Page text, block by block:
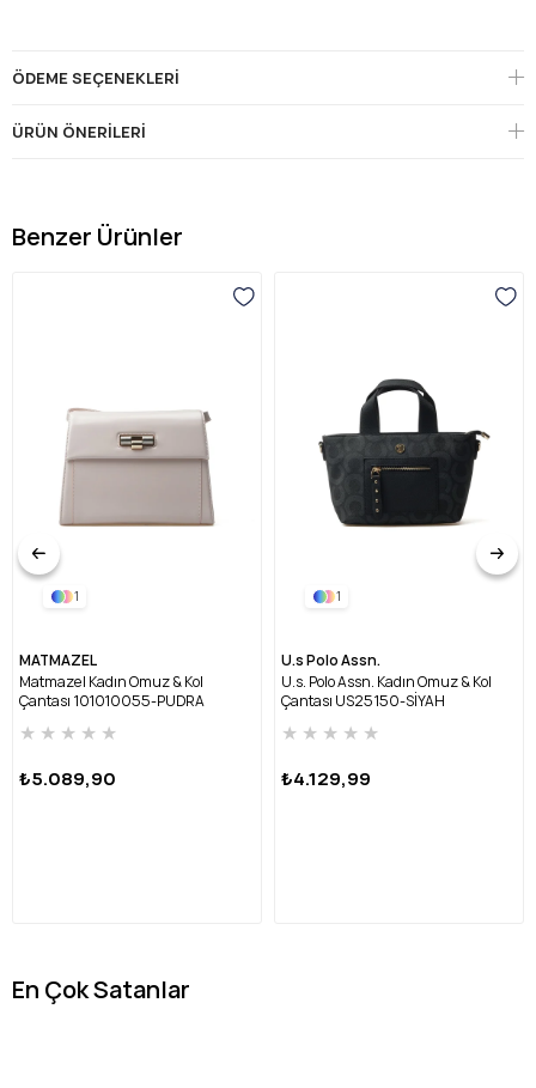
ÖDEME SEÇENEKLERI
ÜRÜN ÖNERILERI
Benzer Ürünler
1
MATMAZEL
Matmazel Kadın Omuz & Kol
Çantası 101010055-PUDRA
★ ★ ★ ★ ★
₺5.089,90
1
U.s Polo Assn.
U.s. Polo Assn. Kadın Omuz & Kol
Çantası US25150-SİYAH
★ ★ ★ ★ ★
₺4.129,99
En Çok Satanlar